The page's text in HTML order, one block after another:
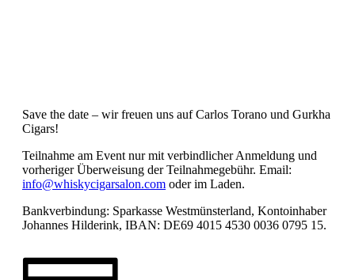
Save the date – wir freuen uns auf Carlos Torano und Gurkha
Cigars!
Teilnahme am Event nur mit verbindlicher Anmeldung und
vorheriger Überweisung der Teilnahmegebühr. Email:
info@whiskycigarsalon.com oder im Laden.
Bankverbindung: Sparkasse Westmünsterland, Kontoinhaber
Johannes Hilderink, IBAN: DE69 4015 4530 0036 0795 15.